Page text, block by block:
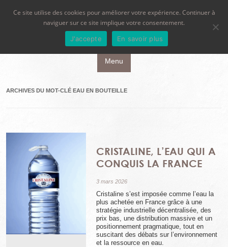
Menu
Aller au contenu principal
ARCHIVES DU MOT-CLÉ EAU EN BOUTEILLE
CRISTALINE, L’EAU QUI A
CONQUIS LA FRANCE
3 mars 2026
Cristaline s’est imposée comme l’eau la
plus achetée en France grâce à une
stratégie industrielle décentralisée, des
prix bas, une distribution massive et un
positionnement pragmatique, tout en
suscitant des débats sur l’environnement
et la ressource en eau.
Ce site utilise des cookies pour améliorer votre expérience. Continuer à
naviguer sur ce site implique votre consentement.
J'accepte En savoir plus